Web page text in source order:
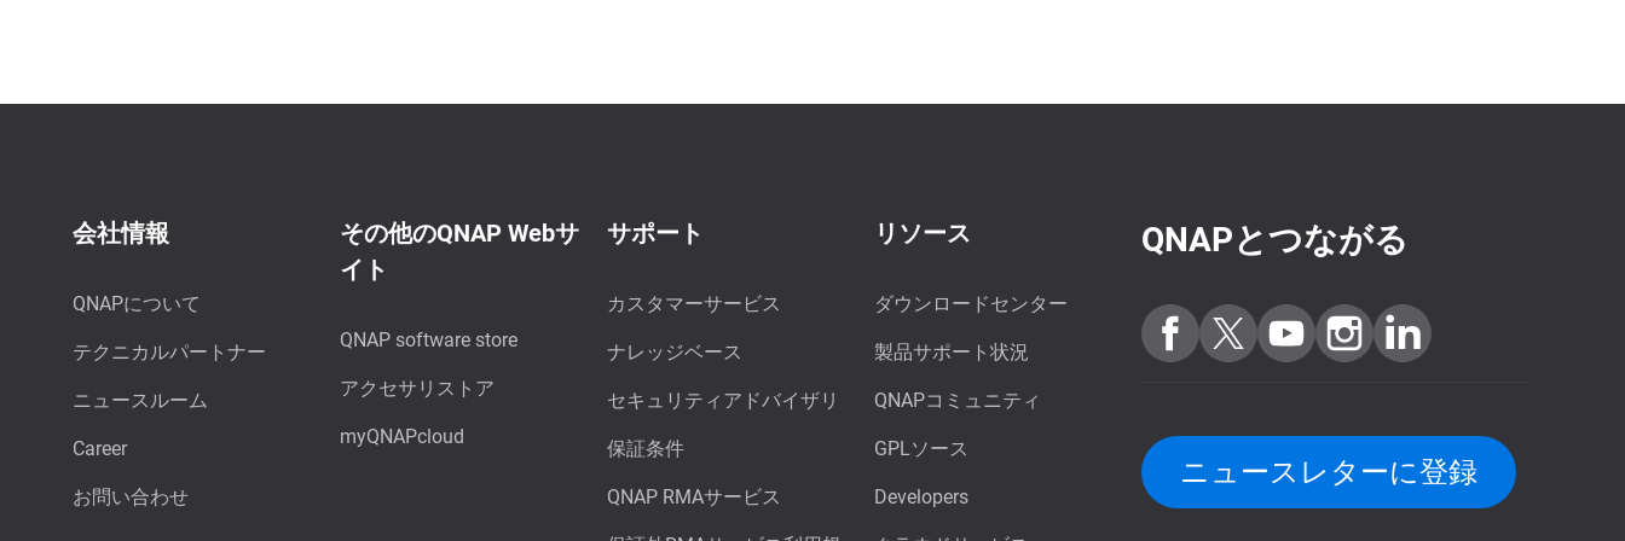
会社情報
QNAPについて
テクニカルパートナー
ニュースルーム
Career
お問い合わせ
その他のQNAP Webサ
イト
QNAP software store
アクセサリストア
myQNAPcloud
サポート
カスタマーサービス
ナレッジベース
セキュリティアドバイザリ
保証条件
QNAP RMAサービス
リソース
ダウンロードセンター
製品サポート状況
QNAPコミュニティ
GPLソース
Developers
QNAPとつながる
ニュースレターに登録